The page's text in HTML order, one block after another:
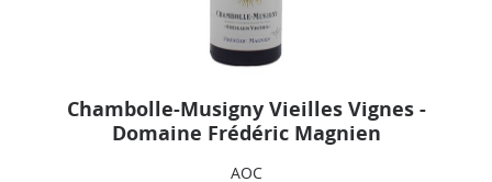
Chambolle-Musigny Vieilles Vignes -
Domaine Frédéric Magnien
AOC